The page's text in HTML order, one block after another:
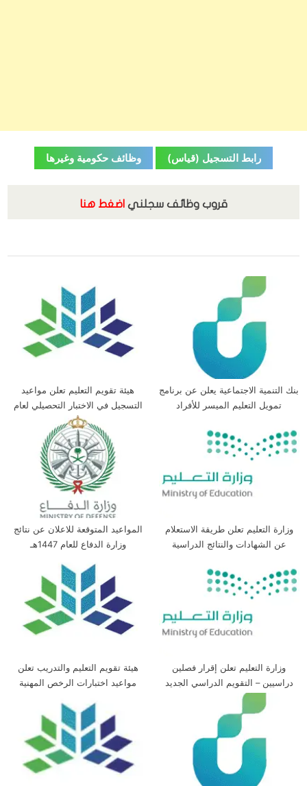
رابط التسجيل (قياس) وظائف حكومية وغيرها
قروب وظائف سجلني اضغط هنا
بنك التنمية الاجتماعية يعلن عن برنامج
تمويل التعليم الميسر للأفراد
هيئة تقويم التعليم تعلن مواعيد
التسجيل في الاختبار التحصيلي لعام
2026م
وزارة التعليم تعلن طريقة الاستعلام
عن الشهادات والنتائج الدراسية
المواعيد المتوقعة للاعلان عن نتائج
وزارة الدفاع للعام 1447هـ
وزارة التعليم تعلن إقرار فصلين
دراسيين – التقويم الدراسي الجديد
للعام 1447/1448هـ
هيئة تقويم التعليم والتدريب تعلن
مواعيد اختبارات الرخص المهنية